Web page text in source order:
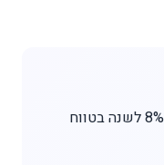
תשואה היסטורית ממוצעת: 6–8% לשנה בטווח